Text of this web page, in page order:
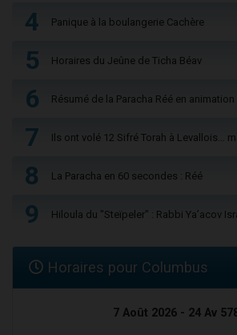
4 Panique à la boulangerie Cachère
5 Horaires du Jeûne de Ticha Béav
6 Résumé de la Paracha Réé en
7 Ils ont volé 12 Sifré Torah à Levallois…
8 La Paracha en 60 secondes : Réé
9 Hiloula du "Steïpeler" : Rabbi Ya’acov
Horaires pour Columbus
7 Août 2026 - 24 Av